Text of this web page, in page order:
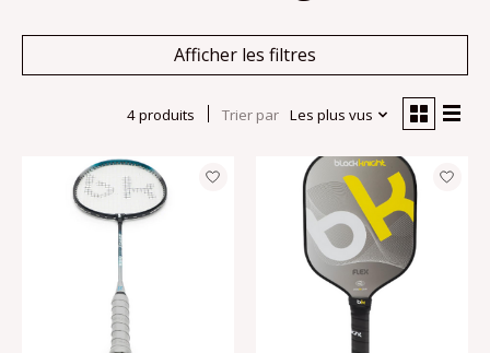
Afficher les filtres
4 produits Trier par Les plus vus